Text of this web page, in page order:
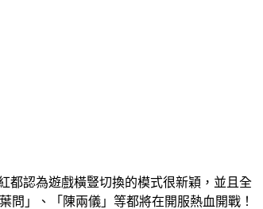
都認為遊戲橫豎切換的模式很新穎，並且全
問」、「陳兩儀」等都將在開服熱血開戰！